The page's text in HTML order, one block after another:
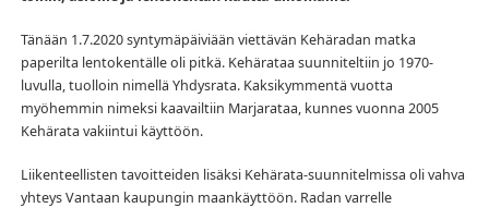
Tänään 1.7.2020 syntymäpäiviään viettävän Kehäradan matka
paperilta lentokentälle oli pitkä. Kehärataa suunniteltiin jo 1970-
luvulla, tuolloin nimellä Yhdysrata. Kaksikymmentä vuotta
myöhemmin nimeksi kaavailtiin Marjarataa, kunnes vuonna 2005
Kehärata vakiintui käyttöön.
Liikenteellisten tavoitteiden lisäksi Kehärata-suunnitelmissa oli vahva
yhteys Vantaan kaupungin maankäyttöön. Radan varrelle